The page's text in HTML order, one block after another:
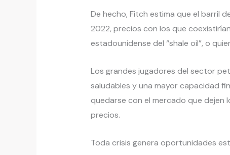
De hecho, Fitch estima que el barril
2022, precios con los que
estadounidense del “shale oil”, o
Los grandes jugadores del sector
saludables y una mayor capacidad
quedarse con el mercado que dejen
precios.
Toda crisis genera oportunidades